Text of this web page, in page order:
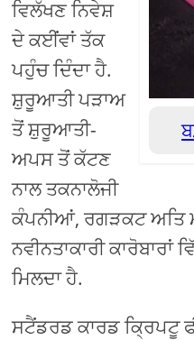
ਵਿਲੱਖਣ ਨਿਵੇਸ਼
ਦੇ ਕਈਂਵਾਂ ਤੱਕ
ਪਹੁੰਚ ਦਿੰਦਾ ਹੈ.
ਸ਼ੁਰੂਆਤੀ ਪੜਾਅ
ਤੋਂ ਸ਼ੁਰੂਆਤੀ-
ਅਪਸ ਤੋਂ ਕੱਟਣ
ਨਾਲ ਤਕਨਾਲੋਜੀ
ਕੰਪਨੀਆਂ, ਰਗੜਕਟ ਅਤਿ
ਨਵੀਨਤਾਕਾਰੀ ਕਾਰੋਬਾਰਾਂ
ਮਿਲਦਾ ਹੈ.
ਸਟੈਂਡਰਡ ਕਾਰਡ ਕ੍ਰਿਪਟੂ